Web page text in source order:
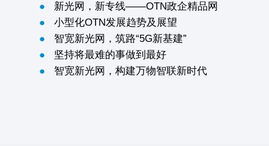
●
新光网，新专线——OTN政企精品网
●
小型化OTN发展趋势及展望
●
智宽新光网，筑路“5G新基建”
●
坚持将最难的事做到最好
●
智宽新光网，构建万物智联新时代